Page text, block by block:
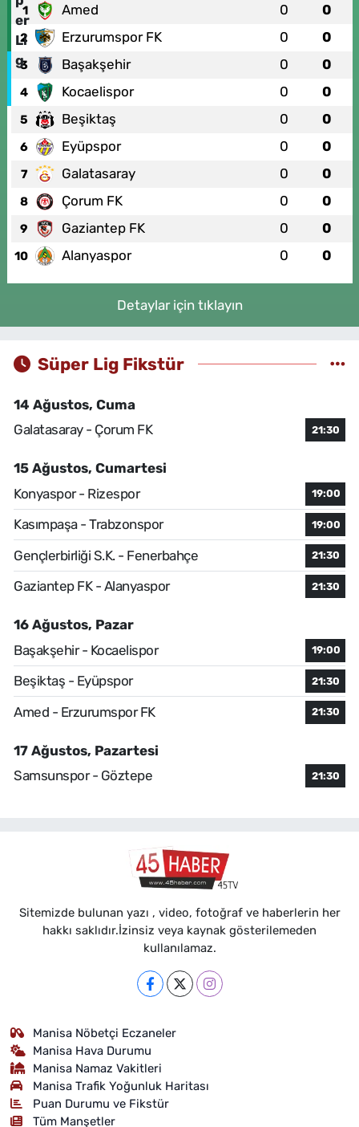
1 Amed 0 0
2 Erzurumspor FK 0 0
3 Başakşehir 0 0
4 Kocaelispor 0 0
5 Beşiktaş 0 0
6 Eyüpspor 0 0
7 Galatasaray 0 0
8 Çorum FK 0 0
9 Gaziantep FK 0 0
10 Alanyaspor 0 0
Detaylar için tıklayın
Süper Lig Fikstür
14 Ağustos, Cuma
Galatasaray - Çorum FK
21:30
15 Ağustos, Cumartesi
Konyaspor - Rizespor
19:00
Kasımpaşa - Trabzonspor 19:00
Gençlerbirliği S.K. - Fenerbahçe 21:30
Gaziantep FK - Alanyaspor 21:30
16 Ağustos, Pazar
Başakşehir - Kocaelispor
19:00
Beşiktaş - Eyüpspor 21:30
Amed - Erzurumspor FK 21:30
17 Ağustos, Pazartesi
Samsunspor - Göztepe
21:30
Sitemizde bulunan yazı , video, fotoğraf ve haberlerin her
hakkı saklıdır.İzinsiz veya kaynak gösterilemeden
kullanılamaz.
Manisa Nöbetçi Eczaneler
Manisa Hava Durumu
Manisa Namaz Vakitleri
Manisa Trafik Yoğunluk Haritası
Puan Durumu ve Fikstür
Tüm Manşetler